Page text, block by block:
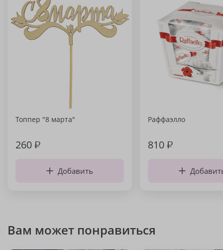
Топпер "8 марта"
260₽
Добавить
Раффаэлло
810₽
Вам может понравиться